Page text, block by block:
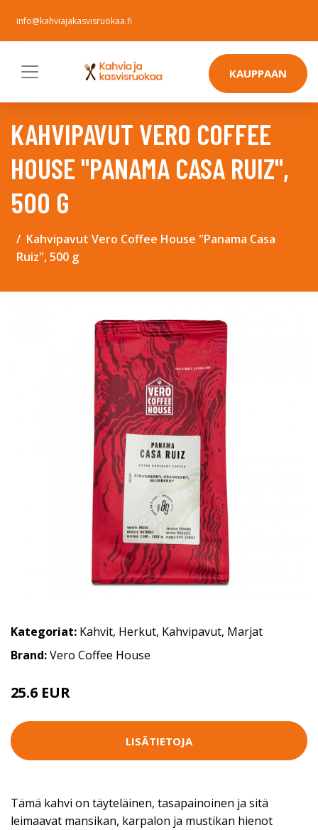
info@kahviajakasvisruokaa.fi
KAUPPAAN
KAHVIPAVUT VERO COFFEE
HOUSE "PANAMA CASA RUIZ",
500 G
Kahvipavut Vero Coffee House "Panama Casa
Ruiz", 500 g
Kategoriat: Kahvit, Herkut, Kahvipavut, Marjat
Brand:Vero Coffee House
25.6 EUR
LISÄTIETOJA
Tämä kahvi on täyteläinen, tasapainoinen ja sitä
leimaavat mansikan, karpalon ja mustikan hienot